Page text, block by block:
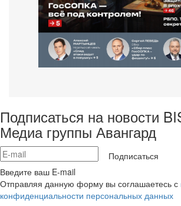
Подписаться на новости
Медиа группы Авангард
Подписаться
Введите ваш E-mail
Отправляя данную форму вы соглашаетесь с
конфиденциальности персональных данных